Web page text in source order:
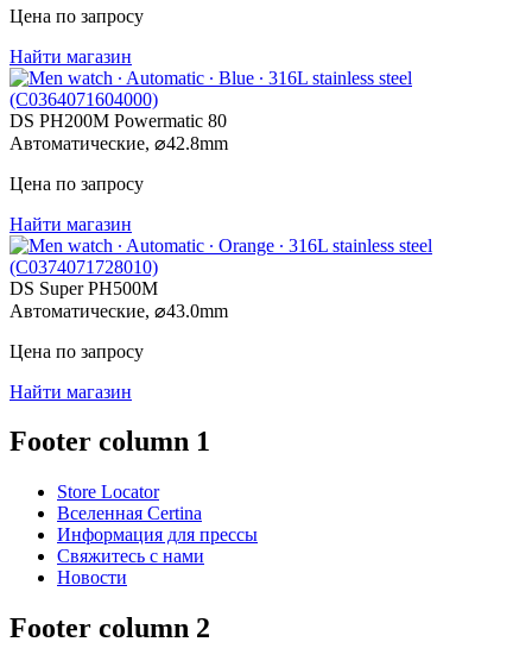
Цена по запросу
Найти магазин
DS PH200M Powermatic 80
Автоматические, ⌀42.8mm
Цена по запросу
Найти магазин
DS Super PH500M
Автоматические, ⌀43.0mm
Цена по запросу
Найти магазин
Footer column 1
Store Locator
Вселенная Certina
Информация для прессы
Свяжитесь с нами
Новости
Footer column 2